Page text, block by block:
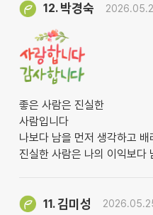
12. 박경숙
좋은 사람은 진실한
사람입니다
나보다 남을 먼저 생각하고
진실한 사람은 나의 이익보다
11.김미성